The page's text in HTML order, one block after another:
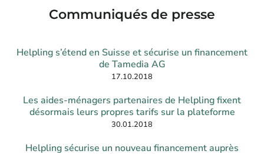
Communiqués de presse​
Helpling s’étend en Suisse et sécurise un financement
de Tamedia AG
17.10.2018
Les aides-ménagers partenaires de Helpling fixent
désormais leurs propres tarifs sur la plateforme
30.01.2018
Helpling sécurise un nouveau financement auprès